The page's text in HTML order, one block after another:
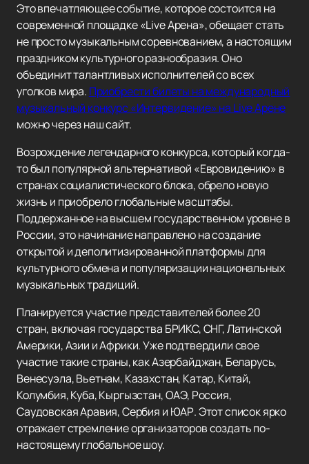
Это впечатляющее событие, которое состоится на
современной площадке «Live Арена», обещает стать
не просто музыкальным соревнованием, а настоящим
праздником культурного разнообразия. Оно
объединит талантливых исполнителей со всех
уголков мира. Приобрести билеты на международный
музыкальный конкурс «Интервидение» на Live Арене
можно через наш сайт.
Возрождение легендарного конкурса, который когда-
то был популярной альтернативой «Евровидению» в
странах социалистического блока, обрело новую
жизнь и приобрело глобальные масштабы.
Поддержанное на высшем государственном уровне в
России, это начинание направлено на создание
открытой и деполитизированной платформы для
культурного обмена и популяризации национальных
музыкальных традиций.
Планируется участие представителей более 20
стран, включая государства БРИКС, СНГ, Латинской
Америки, Азии и Африки. Уже подтвердили свое
участие такие страны, как Азербайджан, Беларусь,
Венесуэла, Вьетнам, Казахстан, Катар, Китай,
Колумбия, Куба, Кыргызстан, ОАЭ, Россия,
Саудовская Аравия, Сербия и ЮАР. Этот список ярко
отражает стремление организаторов создать по-
настоящему глобальное шоу.